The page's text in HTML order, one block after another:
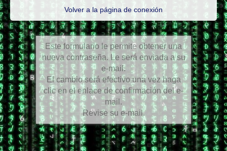
Volver a la página de conexión
Este formulario le permite obtener una
nueva contraseña. Le será enviada a su
e-mail.
El cambio será efectivo una vez haga
clic en el enlace de confirmación del e-
mail.
Revise su e-mail.